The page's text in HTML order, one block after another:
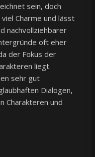
sein, doch
Charme und lässt
nachvollziehbarer
oft eher
der Fokus der
liegt.
sehr gut
Dialogen,
Charakteren und